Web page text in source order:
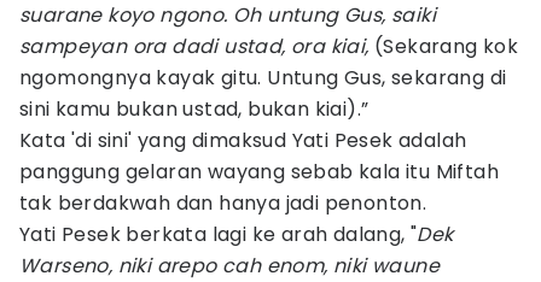
suarane koyo ngono. Oh untung Gus, saiki
sampeyan ora dadi ustad, ora kiai, (Sekarang kok
ngomongnya kayak gitu. Untung Gus, sekarang di
sini kamu bukan ustad, bukan kiai).”
Kata 'di sini' yang dimaksud Yati Pesek adalah
panggung gelaran wayang sebab kala itu Miftah
tak berdakwah dan hanya jadi penonton.
Yati Pesek berkata lagi ke arah dalang, "Dek
Warseno, niki arepo cah enom, niki waune